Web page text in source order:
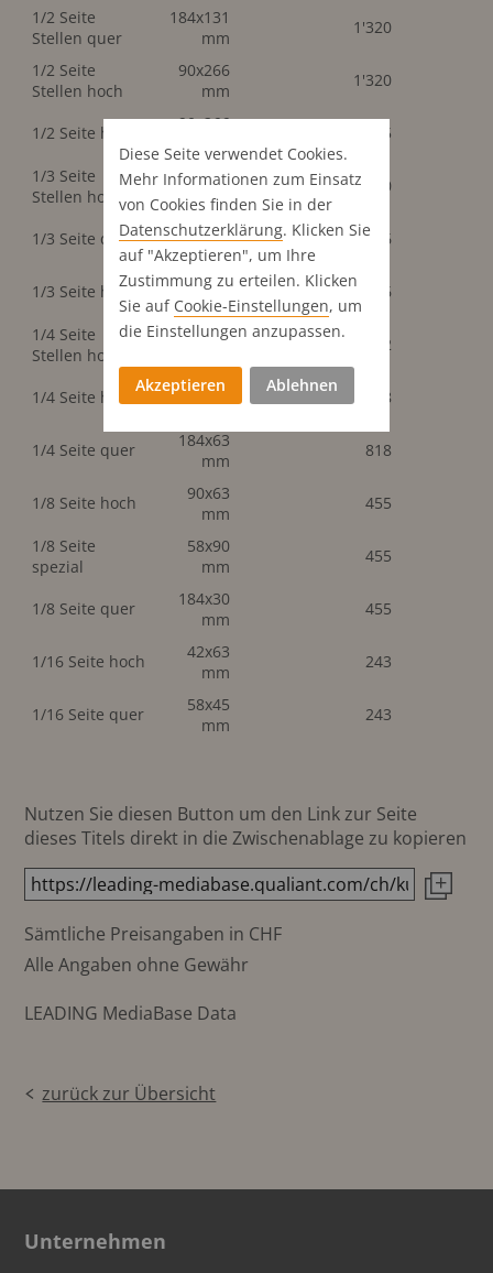
1/2 Seite
Stellen quer
184x131
mm
1'320
1/2 Seite
Stellen hoch
90x266
mm
1'320
1/2 Seite hoch
90x266
1'505
1/3 Seite
Stellen hoch
90x195
mm
880
1/3 Seite quer
184x85
mm
1'096
1/3 Seite hoch
58x266
mm
1'096
1/4 Seite
Stellen hoch
90x131
792
1/4 Seite hoch
90x131
mm
818
1/4 Seite quer
184x63
mm
818
1/8 Seite hoch
90x63
mm
455
1/8 Seite
spezial
58x90
mm
455
1/8 Seite quer
184x30
mm
455
1/16 Seite hoch
42x63
mm
243
1/16 Seite quer
58x45
mm
243
Nutzen Sie diesen Button um den Link zur Seite
dieses Titels direkt in die Zwischenablage zu kopieren
Sämtliche Preisangaben in CHF
Alle Angaben ohne Gewähr
LEADING MediaBase Data
zurück zur Übersicht
Unternehmen
Diese Seite verwendet Cookies.
Mehr Informationen zum Einsatz
von Cookies finden Sie in der
Datenschutz­erklärung. Klicken Sie
auf "Akzeptieren", um Ihre
Zustimmung zu erteilen. Klicken
Sie auf Cookie-Einstellungen, um
die Einstellungen anzupassen.
Akzeptieren Ablehnen